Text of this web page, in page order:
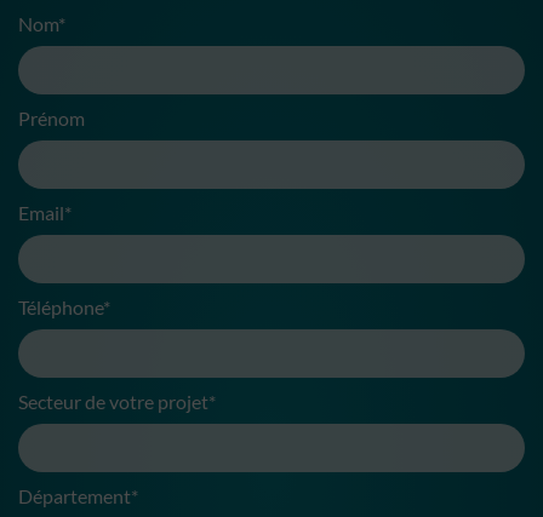
Nom*
Prénom
Email*
Téléphone*
Secteur de votre projet*
Département*